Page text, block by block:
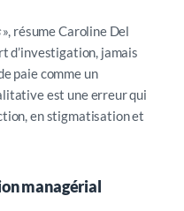
», résume Caroline Del
d’investigation, jamais
paie comme un
est une erreur qui
en stigmatisation et
managérial